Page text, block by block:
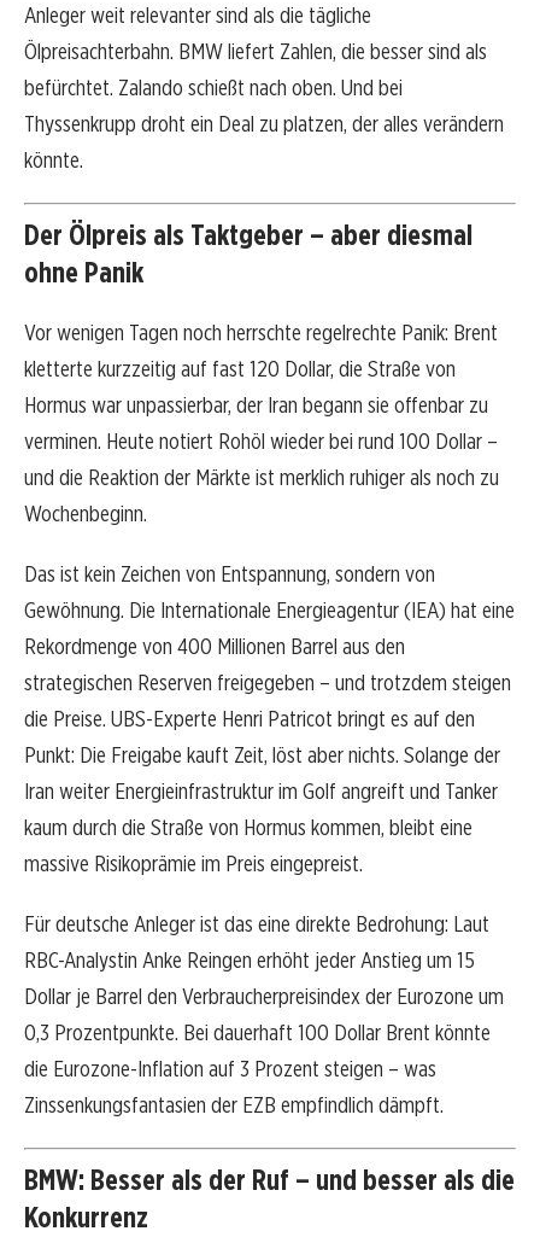
Anleger weit relevanter sind als die tägliche
Ölpreisachterbahn. BMW liefert Zahlen, die besser sind als
befürchtet. Zalando schießt nach oben. Und bei
Thyssenkrupp droht ein Deal zu platzen, der alles verändern
könnte.
Der Ölpreis als Taktgeber – aber diesmal
ohne Panik
Vor wenigen Tagen noch herrschte regelrechte Panik: Brent
kletterte kurzzeitig auf fast 120 Dollar, die Straße von
Hormus war unpassierbar, der Iran begann sie offenbar zu
verminen. Heute notiert Rohöl wieder bei rund 100 Dollar –
und die Reaktion der Märkte ist merklich ruhiger als noch zu
Wochenbeginn.
Das ist kein Zeichen von Entspannung, sondern von
Gewöhnung. Die Internationale Energieagentur (IEA) hat eine
Rekordmenge von 400 Millionen Barrel aus den
strategischen Reserven freigegeben – und trotzdem steigen
die Preise. UBS-Experte Henri Patricot bringt es auf den
Punkt: Die Freigabe kauft Zeit, löst aber nichts. Solange der
Iran weiter Energieinfrastruktur im Golf angreift und Tanker
kaum durch die Straße von Hormus kommen, bleibt eine
massive Risikoprämie im Preis eingepreist.
Für deutsche Anleger ist das eine direkte Bedrohung: Laut
RBC-Analystin Anke Reingen erhöht jeder Anstieg um 15
Dollar je Barrel den Verbraucherpreisindex der Eurozone um
0,3 Prozentpunkte. Bei dauerhaft 100 Dollar Brent könnte
die Eurozone-Inflation auf 3 Prozent steigen – was
Zinssenkungsfantasien der EZB empfindlich dämpft.
BMW: Besser als der Ruf – und besser als die
Konkurrenz